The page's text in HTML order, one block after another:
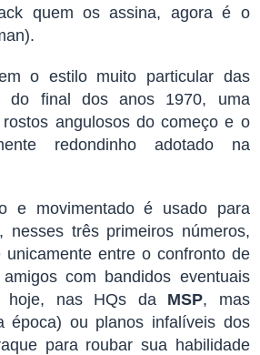
quem os assina, agora é o
o estilo muito particular das
do final dos anos 1970, uma
angulosos do começo e o
redondinho adotado na
e movimentado é usado para
nesses três primeiros números,
unicamente entre o confronto de
com bandidos eventuais
hoje, nas HQs da MSP, mas
época) ou planos infalíveis dos
para roubar sua habilidade